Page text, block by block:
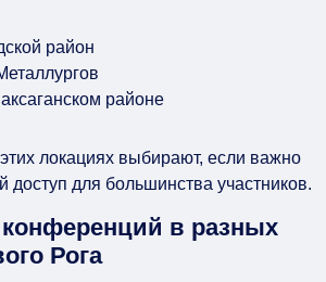
район
районе
локациях выбирают, если важно
доступ для большинства участников.
в разных
Рога